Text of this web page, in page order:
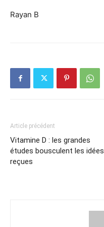
Rayan B
Article précédent
Vitamine D : les grandes
études bousculent les idées
reçues